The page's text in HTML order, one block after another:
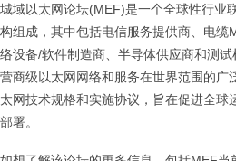
城域以太网论坛(MEF)是一个全球性行业
构组成，其中包括电信服务提供商、电缆
络设备/软件制造商、半导体供应商和测
营商级以太网网络和服务在世界范围的广
太网技术规格和实施协议，旨在促进全球
部署。